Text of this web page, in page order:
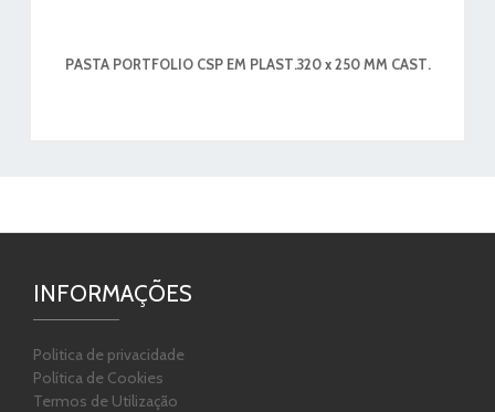
PASTA PORTFOLIO CSP EM PLAST.320 x 250 MM CAST.
INFORMAÇÕES
Politica de privacidade
Política de Cookies
Termos de Utilização